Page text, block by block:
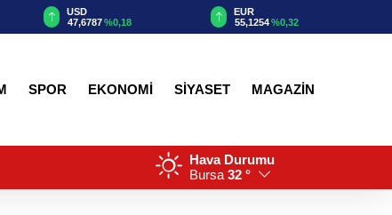
EUR
55,1254 %0,32
GBP
64,3468 %0,38
SPOR EKONOMİ SİYASET MAGAZİN
Hava Durumu
Bursa 32 °